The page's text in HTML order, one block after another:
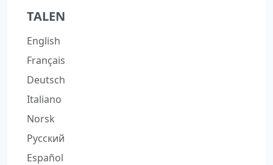
TALEN
English
Français
Deutsch
Italiano
Norsk
Русский
Español